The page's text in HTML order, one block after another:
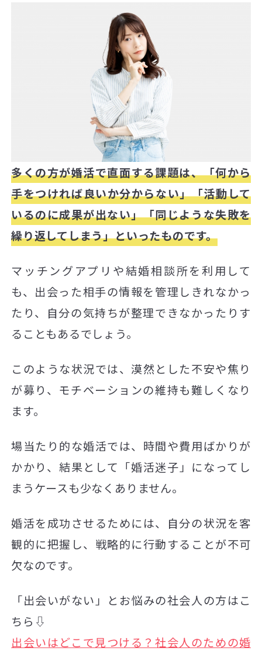
多くの方が婚活で直面する課題は、「何から
手をつければ良いか分からない」「活動して
いるのに成果が出ない」「同じような失敗を
繰り返してしまう」といったものです。
マッチングアプリや結婚相談所を利用して
も、出会った相手の情報を管理しきれなかっ
たり、自分の気持ちが整理できなかったりす
ることもあるでしょう。
このような状況では、漠然とした不安や焦り
が募り、モチベーションの維持も難しくなり
ます。
場当たり的な婚活では、時間や費用ばかりが
かかり、結果として「婚活迷子」になってし
まうケースも少なくありません。
婚活を成功させるためには、自分の状況を客
観的に把握し、戦略的に行動することが不可
欠なのです。
「出会いがない」とお悩みの社会人の方はこ
ちら⇩
出会いはどこで見つける？社会人のための婚